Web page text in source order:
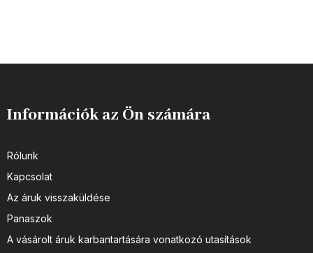
Információk az Ön számára
Rólunk
Kapcsolat
Az áruk visszaküldése
Panaszok
A vásárolt áruk karbantartására vonatkozó utasítások